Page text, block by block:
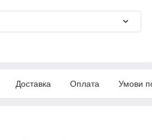
Доставка Оплата Умови